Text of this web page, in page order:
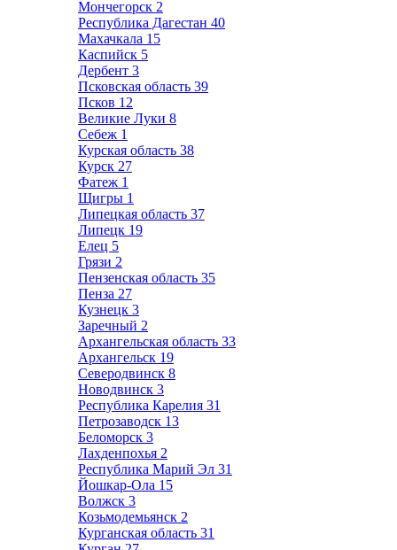
Мончегорск 2
Республика Дагестан 40
Махачкала 15
Каспийск 5
Дербент 3
Псковская область 39
Псков 12
Великие Луки 8
Себеж 1
Курская область 38
Курск 27
Фатеж 1
Щигры 1
Липецкая область 37
Липецк 19
Елец 5
Грязи 2
Пензенская область 35
Пенза 27
Кузнецк 3
Заречный 2
Архангельская область 33
Архангельск 19
Северодвинск 8
Новодвинск 3
Республика Карелия 31
Петрозаводск 13
Беломорск 3
Лахденпохья 2
Республика Марий Эл 31
Йошкар-Ола 15
Волжск 3
Козьмодемьянск 2
Курганская область 31